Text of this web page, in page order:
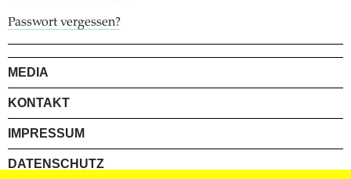
Passwort vergessen?
MEDIA
KONTAKT
IMPRESSUM
DATENSCHUTZ